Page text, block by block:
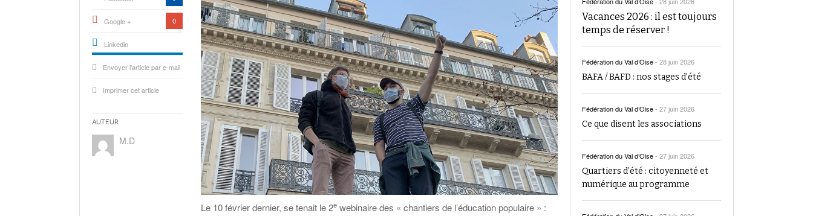
Parcours d’exils d’hier
et d’aujourd’hui »
Recyclivre
Lutte contre
l’illettrisme
Education aux médias
Education verte
Formation Eco-
délégué.es
Actualité Ecole
Le 10 février dernier, se tenait le 2e webinaire des « chantiers de l’éducation populaire » :
Google + 0
Linkedin
icon[type=linkedin-bug]
[color=inverse]
Envoyer l'article par e-mail
Imprimer cet article
Auteur
M.D
Vacances 2026 : il est toujours
temps de réserver !
Fédération du Val d’Oise- 28 juin 2026
BAFA / BAFD : nos stages d’été
Fédération du Val d’Oise- 27 juin 2026
Ce que disent les associations
Fédération du Val d’Oise- 27 juin 2026
Quartiers d’été : citoyenneté et
numérique au programme